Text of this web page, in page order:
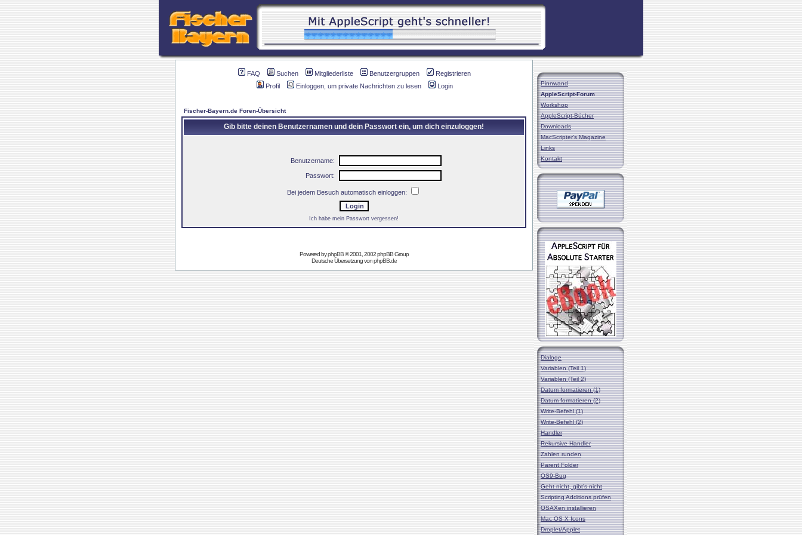
FAQ Suchen Mitgliederliste Benutzergruppen
Registrieren
Profil
Einloggen, um private Nachrichten zu lesen Login
Fischer-Bayern.de Foren-Übersicht
Gib bitte deinen Benutzernamen und dein Passwort ein, um dich einzuloggen!
Benutzername:
Passwort:
Bei jedem Besuch automatisch einloggen:
Ich habe mein Passwort vergessen!
Powered byphpBB© 2001, 2002 phpBB Group
Deutsche Übersetzung vonphpBB.de
Pinnwand
AppleScript-Forum
Workshop
AppleScript-Bücher
Downloads
MacScripter's Magazine
Links
Kontakt
Dialoge
Variablen (Teil 1)
Variablen (Teil 2)
Datum formatieren (1)
Datum formatieren (2)
Write-Befehl (1)
Write-Befehl (2)
Handler
Rekursive Handler
Zahlen runden
Parent Folder
OS9-Bug
Geht nicht, gibt's nicht
Scripting Additions prüfen
OSAXen installieren
Mac OS X Icons
Droplet/Applet